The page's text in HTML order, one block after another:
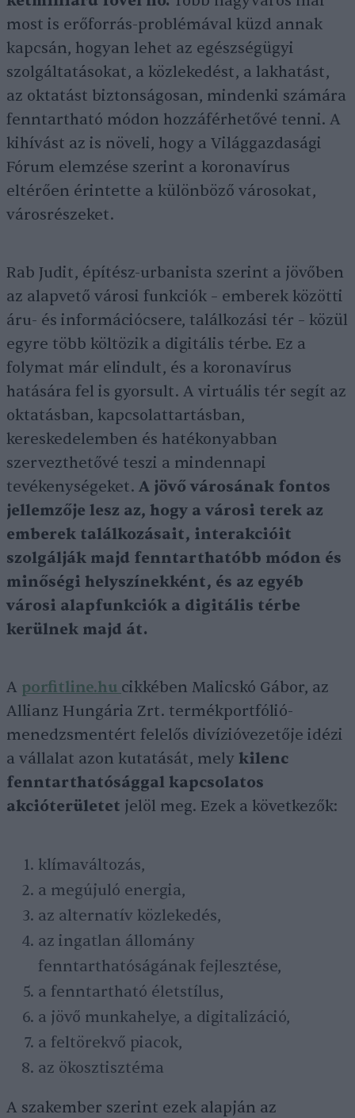
most is erőforrás-problémával küzd annak
kapcsán, hogyan lehet az egészségügyi
szolgáltatásokat, a közlekedést, a lakhatást,
az oktatást biztonságosan, mindenki számára
fenntartható módon hozzáférhetővé tenni. A
kihívást az is növeli, hogy a Világgazdasági
Fórum elemzése szerint a koronavírus
eltérően érintette a különböző városokat,
városrészeket.
Rab Judit, építész-urbanista szerint a jövőben
az alapvető városi funkciók – emberek közötti
áru- és információcsere, találkozási tér – közül
egyre több költözik a digitális térbe. Ez a
folymat már elindult, és a koronavírus
hatására fel is gyorsult. A virtuális tér segít az
oktatásban, kapcsolattartásban,
kereskedelemben és hatékonyabban
szervezthetővé teszi a mindennapi
tevékenységeket. A jövő városának fontos
jellemzője lesz az, hogy a városi terek az
emberek találkozásait, interakcióit
szolgálják majd fenntarthatóbb módon és
minőségi helyszínekként, és az egyéb
városi alapfunkciók a digitális térbe
kerülnek majd át.
A porfitline.hu cikkében Malicskó Gábor, az
Allianz Hungária Zrt. termékportfólió-
menedzsmentért felelős divízióvezetője idézi
a vállalat azon kutatását, mely kilenc
fenntarthatósággal kapcsolatos
akcióterületet jelöl meg. Ezek a következők:
klímaváltozás,
a megújuló energia,
az alternatív közlekedés,
az ingatlan állomány
fenntarthatóságának fejlesztése,
a fenntartható életstílus,
a jövő munkahelye, a digitalizáció,
a feltörekvő piacok,
az ökosztisztéma
A szakember szerint ezek alapján az